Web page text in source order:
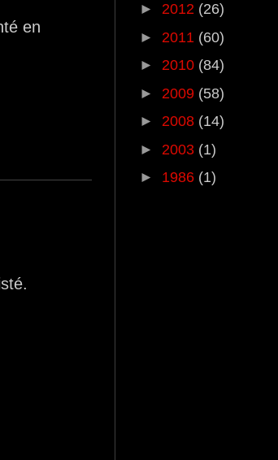
en
► 2012 (26)
► 2011 (60)
► 2010 (84)
► 2009 (58)
► 2008 (14)
► 2003 (1)
► 1986 (1)